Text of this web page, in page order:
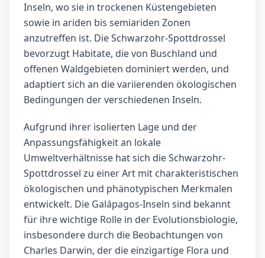
Inseln, wo sie in trockenen Küstengebieten
sowie in ariden bis semiariden Zonen
anzutreffen ist. Die Schwarzohr-Spottdrossel
bevorzugt Habitate, die von Buschland und
offenen Waldgebieten dominiert werden, und
adaptiert sich an die variierenden ökologischen
Bedingungen der verschiedenen Inseln.
Aufgrund ihrer isolierten Lage und der
Anpassungsfähigkeit an lokale
Umweltverhältnisse hat sich die Schwarzohr-
Spottdrossel zu einer Art mit charakteristischen
ökologischen und phänotypischen Merkmalen
entwickelt. Die Galápagos-Inseln sind bekannt
für ihre wichtige Rolle in der Evolutionsbiologie,
insbesondere durch die Beobachtungen von
Charles Darwin, der die einzigartige Flora und